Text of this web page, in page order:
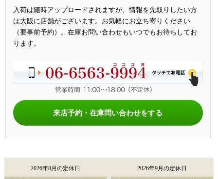
入荷は随時アップロードされますが、情報を先取りしたい方
は大阪に店舗がございます。お気軽にお立ち寄りください
（要事前予約）。在庫お問い合わせもいつでもお待ちしてお
ります。
来店予約・在庫問い合わせをする
2026年8月の定休日 2026年9月の定休日